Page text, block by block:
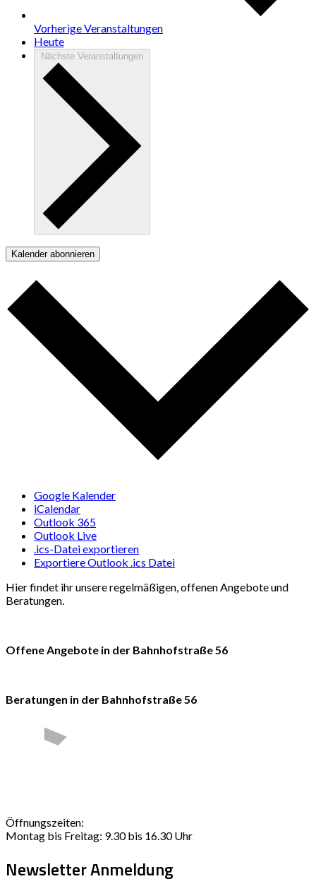
VorherigeVeranstaltungen
Heute
Nächste Veranstaltungen
Kalender abonnieren
Google Kalender
iCalendar
Outlook 365
Outlook Live
.ics-Datei exportieren
Exportiere Outlook .ics Datei
Hier findet ihr unsere regelmäßigen, offenen Angebote und
Beratungen.
Offene Angebote in der Bahnhofstraße 56
Beratungen in der Bahnhofstraße 56
Öffnungszeiten:
Montag bis Freitag: 9.30 bis 16.30 Uhr
Newsletter Anmeldung